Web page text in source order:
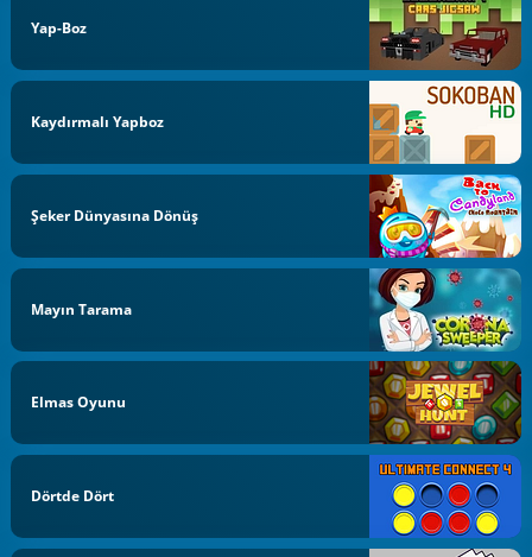
Yap-Boz
Kaydırmalı Yapboz
Şeker Dünyasına Dönüş
Mayın Tarama
Elmas Oyunu
Dörtde Dört